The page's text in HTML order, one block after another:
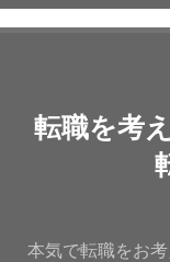
転職を考
本気で転職をお考